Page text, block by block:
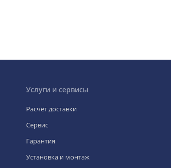
Услуги и сервисы
Расчёт доставки
Сервис
Гарантия
Установка и монтаж